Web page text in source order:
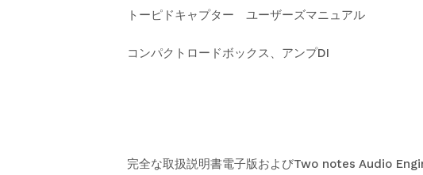
トーピドキャプター ユーザーズマニュアル
コンパクトロードボックス、アンプDI
完全な取扱説明書電子版およびTwo notes Audio